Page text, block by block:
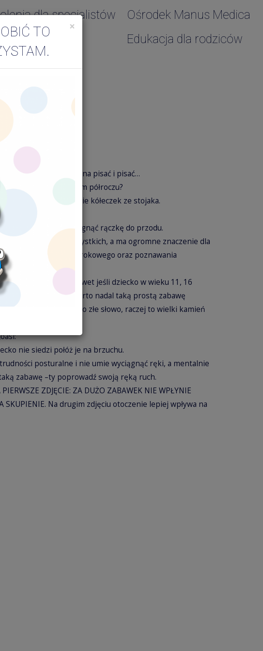
dla specjalistów
Ośrodek Manus Medica
Edukacja dla rodziców
z dziećmi można pisać i pisać…
zabawa w drugim półroczu?
i zdejmowanie kółeczek ze stojaka.
dziecko umie wyciągnąć rączkę do przodu.
przez wszystkich, a ma ogromne znaczenie dla
nauki kontaktu wzrokowego oraz poznawania
od 7 miesiąca …..nawet jeśli dziecko w wieku 11, 16
lat nie układa to warto nadal taką prostą zabawę
Prostą ?? To złe słowo, raczej to wielki kamień
dziecka.
nie siedzi połóż je na brzuchu.
trudności posturalne i nie umie wyciągnąć ręki, a mentalnie
zabawę –ty poprowadź swoją ręką ruch.
ZDJĘCIE: ZA DUŻO ZABAWEK NIE WPŁYNIE
SKUPIENIE. Na drugim zdjęciu otoczenie lepiej wpływa na
×
TO